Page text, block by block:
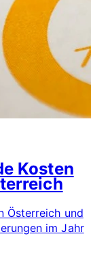
Kosten
Österreich und
im Jahr